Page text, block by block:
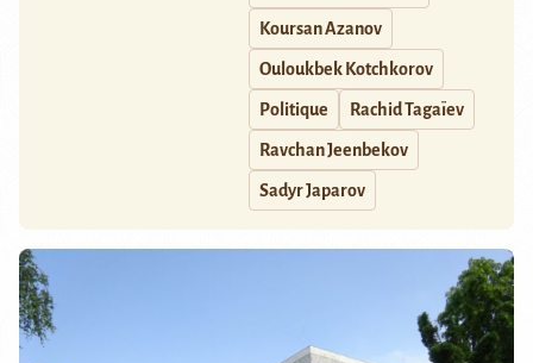
Koursan Azanov
Ouloukbek Kotchkorov
Politique Rachid Tagaïev
Ravchan Jeenbekov
Sadyr Japarov